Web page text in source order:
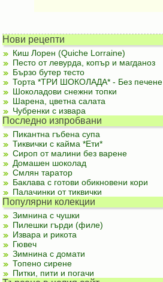
Нови рецепти
Киш Лорен (Quiche Lorraine)
Песто от левурда, копър и магданоз
Бързо бутер тесто
Торта *ТРИ ШОКОЛАДА* - Без печене
Шоколадови снежни топки
Шарена, цветна салата
Чубренки с извара
Последно изпробвани
Пикантна гъбена супа
Тиквички с кайма *Ети*
Сироп от малини без варене
Домашен шоколад
Смлян таратор
Баклава с готови обикновени кори
Палачинки от тиквички
Популярни колекции
Зимнина с чушки
Пилешки гърди (филе)
Извара и рикота
Гювеч
Зимнина с домати
Топено сирене
Питки, пити и погачи